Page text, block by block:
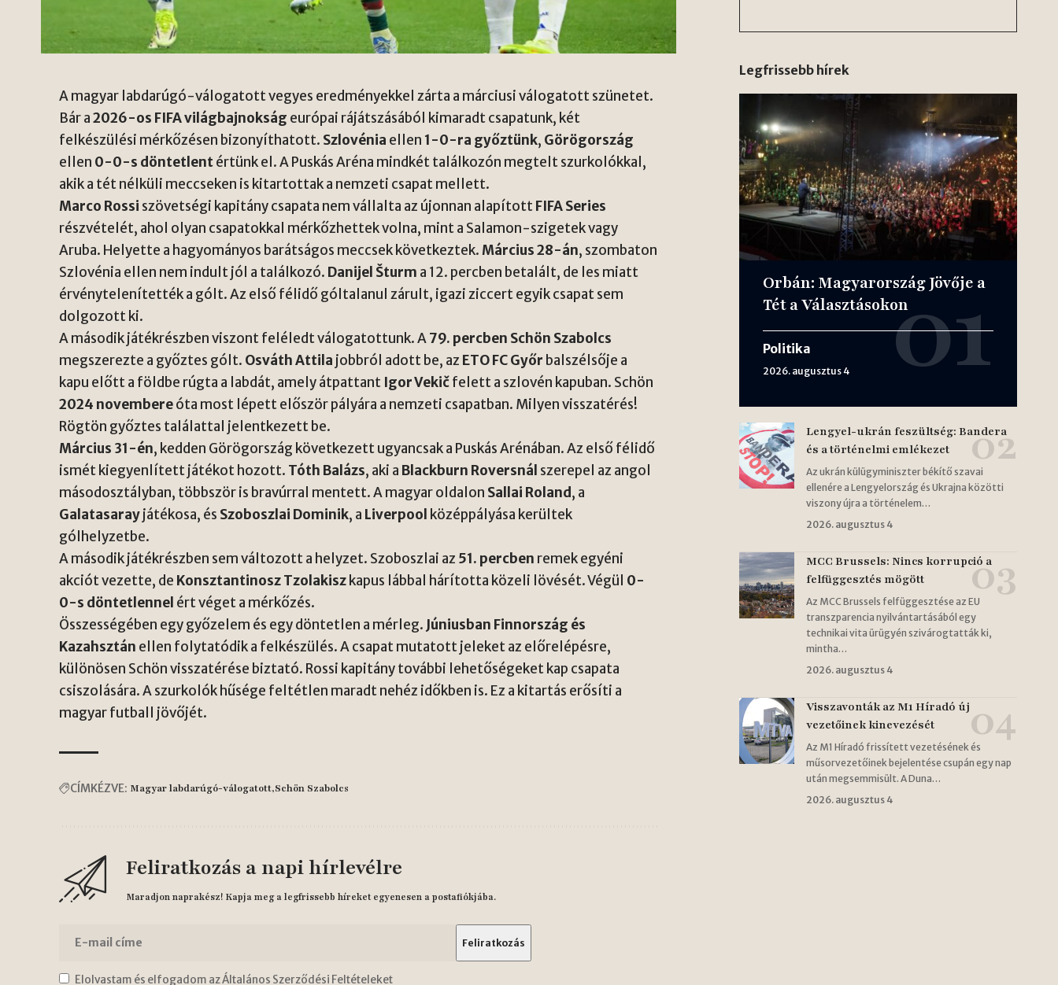
A magyar labdarúgó-válogatott vegyes eredményekkel zárta a márciusi válogatott szünetet.
Bár a2026-os FIFA világbajnokság európai rájátszásából kimaradt csapatunk, két
felkészülési mérkőzésen bizonyíthatott. Szlovénia ellen 1-0-ra győztünk, Görögország
ellen 0-0-s döntetlentértünk el. A Puskás Aréna mindkét találkozón megtelt szurkolókkal,
akik a tét nélküli meccseken is kitartottak a nemzeti csapat mellett.
Marco Rossi szövetségi kapitány csapata nem vállalta az újonnan alapítottFIFA Series
részvételét, ahol olyan csapatokkal mérkőzhettek volna, mint a Salamon-szigetek vagy
Aruba. Helyette a hagyományos barátságos meccsek következtek.Március 28-án, szombaton
Szlovénia ellen nem indult jól a találkozó. Danijel Šturm a 12. percben betalált, de les miatt
érvénytelenítették a gólt. Az első félidő góltalanul zárult, igazi ziccert egyik csapat sem
dolgozott ki.
A második játékrészben viszont feléledt válogatottunk. A79. percben Schön Szabolcs
megszerezte a győztes gólt. Osváth Attila jobbról adott be, az ETO FC Győr balszélsője a
kapu előtt a földbe rúgta a labdát, amely átpattant Igor Vekičfelett a szlovén kapuban. Schön
2024 novembereóta most lépett először pályára a nemzeti csapatban. Milyen visszatérés!
Rögtön győztes találattal jelentkezett be.
Március 31-én, kedden Görögország következett ugyancsak a Puskás Arénában. Az első félidő
ismét kiegyenlített játékot hozott. Tóth Balázs, aki a Blackburn Roversnál szerepel az angol
másodosztályban, többször is bravúrral mentett. A magyar oldalon Sallai Roland, a
Galatasarayjátékosa, és Szoboszlai Dominik, a Liverpool középpályása kerültek
gólhelyzetbe.
A második játékrészben sem változott a helyzet. Szoboszlai az 51. percben remek egyéni
akciót vezette, de Konsztantinosz Tzolakisz kapus lábbal hárította közeli lövését. Végül 0-
0-s döntetlennel ért véget a mérkőzés.
Összességében egy győzelem és egy döntetlen a mérleg. Júniusban Finnország és
Kazahsztán ellen folytatódik a felkészülés. A csapat mutatott jeleket az előrelépésre,
különösen Schön visszatérése biztató. Rossi kapitány további lehetőségeket kap csapata
csiszolására. A szurkolók hűsége feltétlen maradt nehéz időkben is. Ez a kitartás erősíti a
magyar futball jövőjét.
CÍMKÉZVE: Magyar labdarúgó-válogatott Schön Szabolcs
Feliratkozás a napi hírlevélre
Maradjon naprakész! Kapja meg a legfrissebb híreket egyenesen a postafiókjába.
Elolvastam és elfogadom az Általános Szerződési Feltételeket
Legfrissebb hírek
Orbán: Magyarország Jövője a
Tét a Választásokon
Politika
2026. augusztus 4
Lengyel-ukrán feszültség: Bandera
és a történelmi emlékezet
Az ukrán külügyminiszter békítő szavai
ellenére a Lengyelország és Ukrajna közötti
viszony újra a történelem…
2026. augusztus 4
MCC Brussels: Nincs korrupció a
felfüggesztés mögött
Az MCC Brussels felfüggesztése az EU
transzparencia nyilvántartásából egy
technikai vita ürügyén szivárogtatták ki,
mintha…
2026. augusztus 4
Visszavonták az M1 Híradó új
vezetőinek kinevezését
Az M1 Híradó frissített vezetésének és
műsorvezetőinek bejelentése csupán egy nap
után megsemmisült. A Duna…
2026. augusztus 4